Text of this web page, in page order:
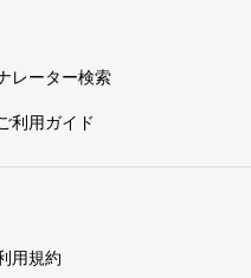
レーター検索
利用ガイド
用規約